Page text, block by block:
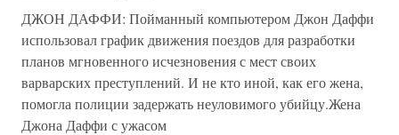
ДЖОН ДАФФИ: Пойманный компьютером Джон Даффи
использовал график движения поездов для разработки
планов мгновенного исчезновения с мест своих
варварских преступлений. И не кто иной, как его жена,
помогла полиции задержать неуловимого убийцу.Жена
Джона Даффи с ужасом